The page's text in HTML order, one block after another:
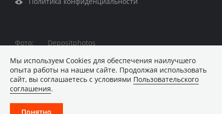
Фото:
Depositphotos
Все права защищены © 1995 – 2026
Материалы, помеченные знаком ■ опубликованы на
коммерческой основе
Хостинг-провайдер REG.RU
Мы используем Сookies для обеспечения наилучшего
опыта работы на нашем сайте. Продолжая использовать
сайт, вы соглашаетесь с условиями Пользовательского
соглашения.
Понятно